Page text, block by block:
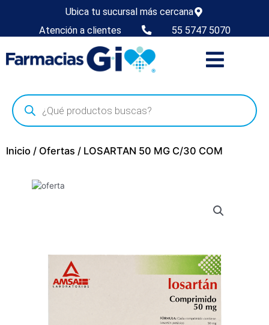
Ubica tu sucursal más cercana
Atención a clientes
55 5747 5070
Inicio / Ofertas / LOSARTAN 50 MG C/30 COM